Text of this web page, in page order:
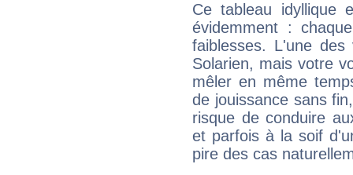
Ce tableau idyllique
évidemment :
faiblesses. L'une
Solarien, mais votre
mêler en même
de jouissance sans
risque de conduire
et parfois à la soif
pire des cas